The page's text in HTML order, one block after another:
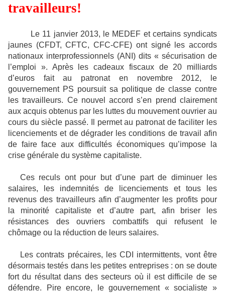
travailleurs!
Le 11 janvier 2013, le MEDEF et certains syndicats
jaunes (CFDT, CFTC, CFC-CFE) ont signé les accords
nationaux interprofessionnels (ANI) dits « sécurisation de
l’emploi ». Après les cadeaux fiscaux de 20 milliards
d’euros fait au patronat en novembre 2012, le
gouvernement PS poursuit sa politique de classe contre
les travailleurs. Ce nouvel accord s’en prend clairement
aux acquis obtenus par les luttes du mouvement ouvrier au
cours du siècle passé. Il permet au patronat de faciliter les
licenciements et de dégrader les conditions de travail afin
de faire face aux difficultés économiques qu’impose la
crise générale du système capitaliste.
Ces reculs ont pour but d’une part de diminuer les
salaires, les indemnités de licenciements et tous les
revenus des travailleurs afin d’augmenter les profits pour
la minorité capitaliste et d’autre part, afin briser les
résistances des ouvriers combattifs qui refusent le
chômage ou la réduction de leurs salaires.
Les contrats précaires, les CDI intermittents, vont être
désormais testés dans les petites entreprises : on se doute
fort du résultat dans des secteurs où il est difficile de se
défendre. Pire encore, le gouvernement « socialiste »